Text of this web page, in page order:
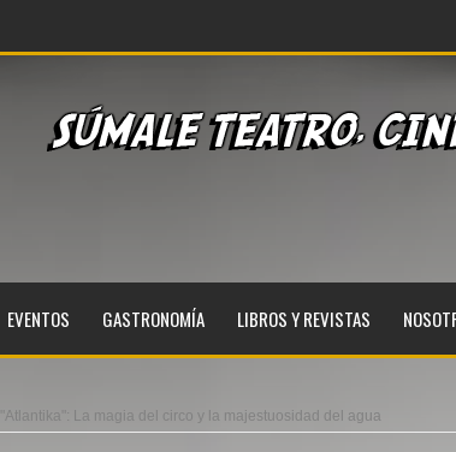
EVENTOS GASTRONOMÍA LIBROS Y REVISTAS
La magia del circo y la majestuosidad del agua